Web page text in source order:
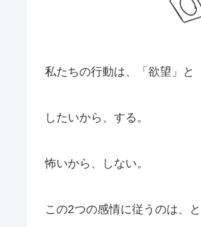
私たちの行動は、「欲望」と
したいから、する。
怖いから、しない。
この2つの感情に従うのは、